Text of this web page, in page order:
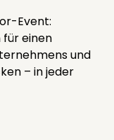
Event:
einen
und
– in jeder